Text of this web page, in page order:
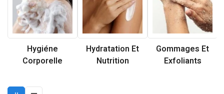
Hygiéne
Corporelle
Hydratation Et
Nutrition
Gommages Et
Exfoliants